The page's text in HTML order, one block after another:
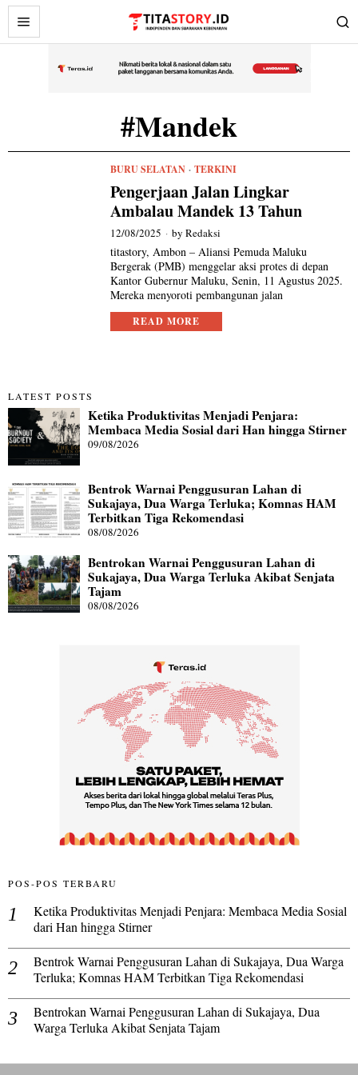
#Mandek
BURU SELATAN · TERKINI
Pengerjaan Jalan Lingkar
Ambalau Mandek 13 Tahun
12/08/2025 byRedaksi
titastory, Ambon – Aliansi Pemuda Maluku
Bergerak (PMB) menggelar aksi protes di depan
Kantor Gubernur Maluku, Senin, 11 Agustus 2025.
Mereka menyoroti pembangunan jalan
READ MORE
LATEST POSTS
Ketika Produktivitas Menjadi Penjara:
Membaca Media Sosial dari Han hingga Stirner
09/08/2026
Bentrok Warnai Penggusuran Lahan di
Sukajaya, Dua Warga Terluka; Komnas HAM
Terbitkan Tiga Rekomendasi
08/08/2026
Bentrokan Warnai Penggusuran Lahan di
Sukajaya, Dua Warga Terluka Akibat Senjata
Tajam
08/08/2026
POS-POS TERBARU
Ketika Produktivitas Menjadi Penjara: Membaca Media Sosial
dari Han hingga Stirner
Bentrok Warnai Penggusuran Lahan di Sukajaya, Dua Warga
Terluka; Komnas HAM Terbitkan Tiga Rekomendasi
Bentrokan Warnai Penggusuran Lahan di Sukajaya, Dua
Warga Terluka Akibat Senjata Tajam